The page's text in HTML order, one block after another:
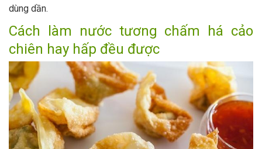
dùng dần.
Cách làm nước tương chấm há cảo
chiên hay hấp đều được